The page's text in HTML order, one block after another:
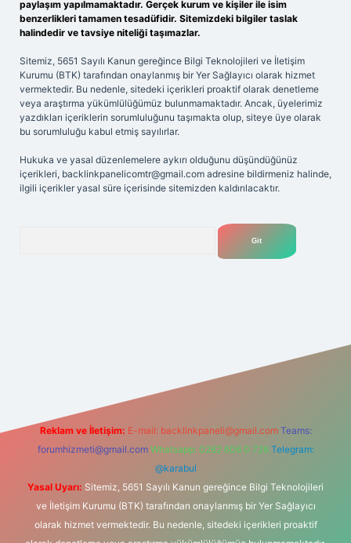
paylaşım yapılmamaktadır. Gerçek kurum ve kişiler ile isim
benzerlikleri tamamen tesadüfidir. Sitemizdeki bilgiler taslak
halindedir ve tavsiye niteliği taşımazlar.
Sitemiz, 5651 Sayılı Kanun gereğince Bilgi Teknolojileri ve İletişim
Kurumu (BTK) tarafından onaylanmış bir Yer Sağlayıcı olarak hizmet
vermektedir. Bu nedenle, sitedeki içerikleri proaktif olarak denetleme
veya araştırma yükümlülüğümüz bulunmamaktadır. Ancak, üyelerimiz
yazdıkları içeriklerin sorumluluğunu taşımakta olup, siteye üye olarak
bu sorumluluğu kabul etmiş sayılırlar.
Hukuka ve yasal düzenlemelere aykırı olduğunu düşündüğünüz
içerikleri, backlinkpanelicomtr@gmail.com adresine bildirmeniz halinde,
ilgili içerikler yasal süre içerisinde sitemizden kaldırılacaktır.
Reklam ve İletişim: E-mail: backlinkpaneli@gmail.com Teams:
forumhizmeti@gmail.com Whatsapp: 0262 606 0 726 Telegram:
@karabul
Yasal Uyarı: Sitemiz, 5651 Sayılı Kanun gereğince Bilgi Teknolojileri
ve İletişim Kurumu (BTK) tarafından onaylanmış bir Yer Sağlayıcı
olarak hizmet vermektedir. Bu nedenle, sitedeki içerikleri proaktif